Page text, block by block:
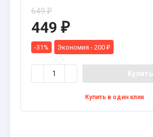
649₽
449 ₽
-31% Экономия - 200 ₽
Купить
Купить в один клик